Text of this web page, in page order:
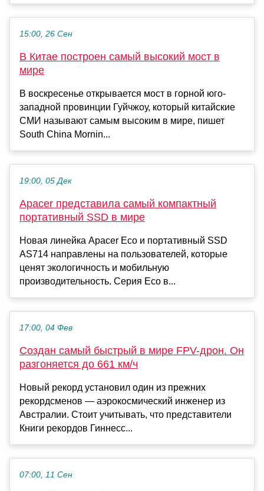
15:00, 26 Сен
В Китае построен самый высокий мост в
мире
В воскресенье открывается мост в горной юго-
западной провинции Гуйчжоу, который китайские
СМИ называют самым высоким в мире, пишет
South China Mornin...
19:00, 05 Дек
Apacer представила самый компактный
портативный SSD в мире
Новая линейка Apacer Eco и портативный SSD
AS714 направлены на пользователей, которые
ценят экологичность и мобильную
производительность. Серия Eco в...
17:00, 04 Фев
Создан самый быстрый в мире FPV-дрон. Он
разгоняется до 661 км/ч
Новый рекорд установил один из прежних
рекордсменов — аэрокосмический инженер из
Австралии. Стоит учитывать, что представители
Книги рекордов Гиннесс...
07:00, 11 Сен